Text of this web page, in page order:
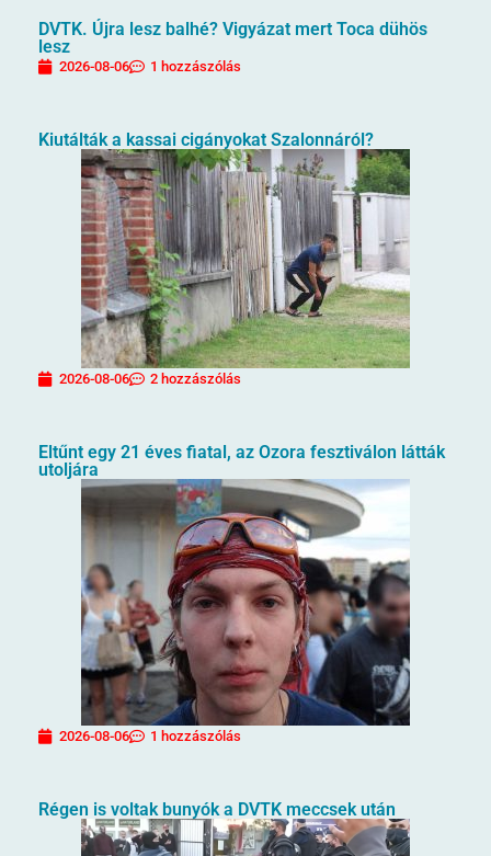
DVTK. Újra lesz balhé? Vigyázat mert Toca dühös
lesz
2026-08-06 1 hozzászólás
Kiutálták a kassai cigányokat Szalonnáról?
2026-08-06 2 hozzászólás
Eltűnt egy 21 éves fiatal, az Ozora fesztiválon látták
utoljára
2026-08-06 1 hozzászólás
Régen is voltak bunyók a DVTK meccsek után